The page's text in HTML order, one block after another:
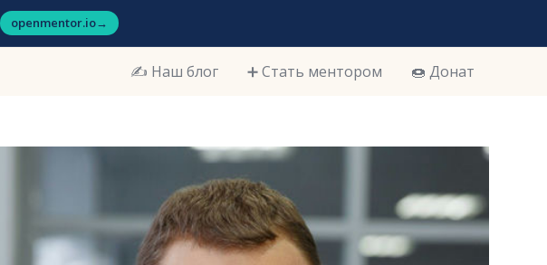
openmentor.io→
✍️ Наш блог ➕ Стать ментором 🍩 Донат